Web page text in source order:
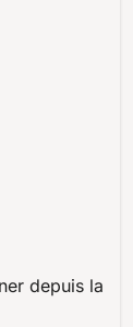
depuis la